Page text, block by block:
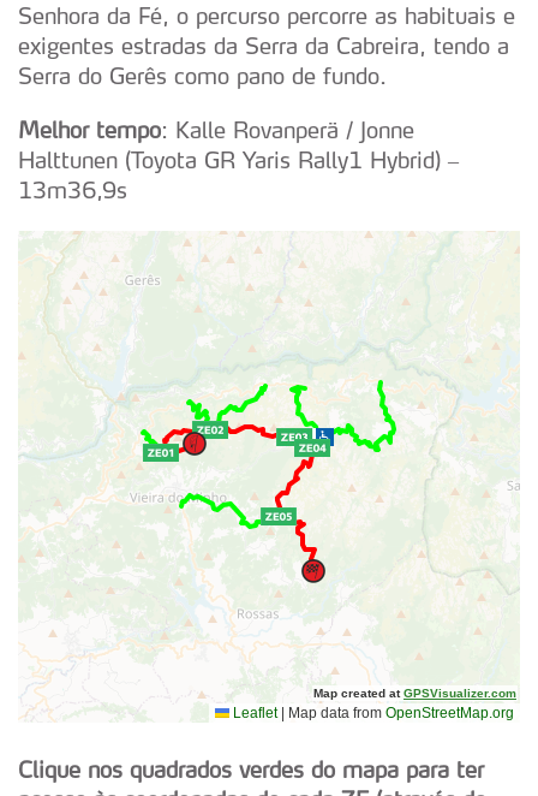
Senhora da Fé, o percurso percorre as habituais e
exigentes estradas da Serra da Cabreira, tendo a
Serra do Gerês como pano de fundo.
Melhor tempo: Kalle Rovanperä / Jonne
Halttunen (Toyota GR Yaris Rally1 Hybrid) –
13m36,9s
Clique nos quadrados verdes do mapa para ter